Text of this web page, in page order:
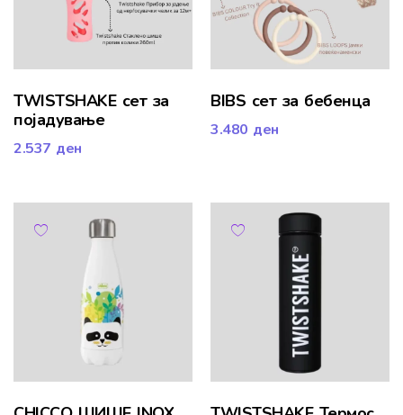
TWISTSHAKE сет за
појадување
2.537 ден
BIBS сет за бебенца
3.480 ден